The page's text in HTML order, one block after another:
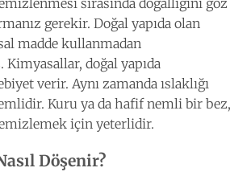
sırasında doğallığını göz
gerekir. Doğal yapıda olan
madde kullanmadan
doğal yapıda
verir. Aynı zamanda ıslaklığı
Kuru ya da hafif nemli bir bez,
için yeterlidir.
Döşenir?